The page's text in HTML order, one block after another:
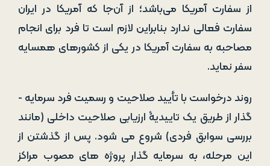
از سفارت آمریکا می‌باشد؛ از آن‌جا که آمریکا در ایران
سفارت فعالی ندارد بنابراین لازم است تا فرد برای انجام
مصاحبه به سفارت آمریکا در یکی از کشورهای همسایه
سفر نماید.
روند درخواست با تأیید صلاحیت و رسمیت فرد سرمایه ­
گذار از طریق یک تاییدیۀ ارزیابی صلاحیت داخلی (مانند
بررسی سوابق فردی) شروع می­ شود. پس از گذشتن از
این مرحله، به سرمایه گذار پروژه­ های مصوب مراکز